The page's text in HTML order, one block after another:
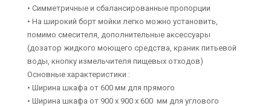
• Симметричные и сбалансированные пропорции
• На широкий борт мойки легко можно установить,
помимо смесителя, дополнительные аксессуары
(дозатор жидкого моющего средства, краник питьевой
воды, кнопку измельчителя пищевых отходов)
Основные характеристики :
• Ширина шкафа от 600 мм для прямого
• Ширина шкафа от 900 х 900 х 600 мм для углового